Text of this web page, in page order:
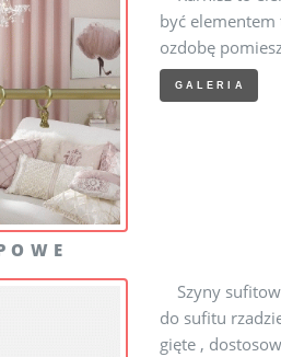
być
ozdobę
GALERIA
Szyny
do sufitu
gięte ,